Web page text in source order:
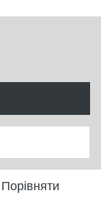
Порівняти